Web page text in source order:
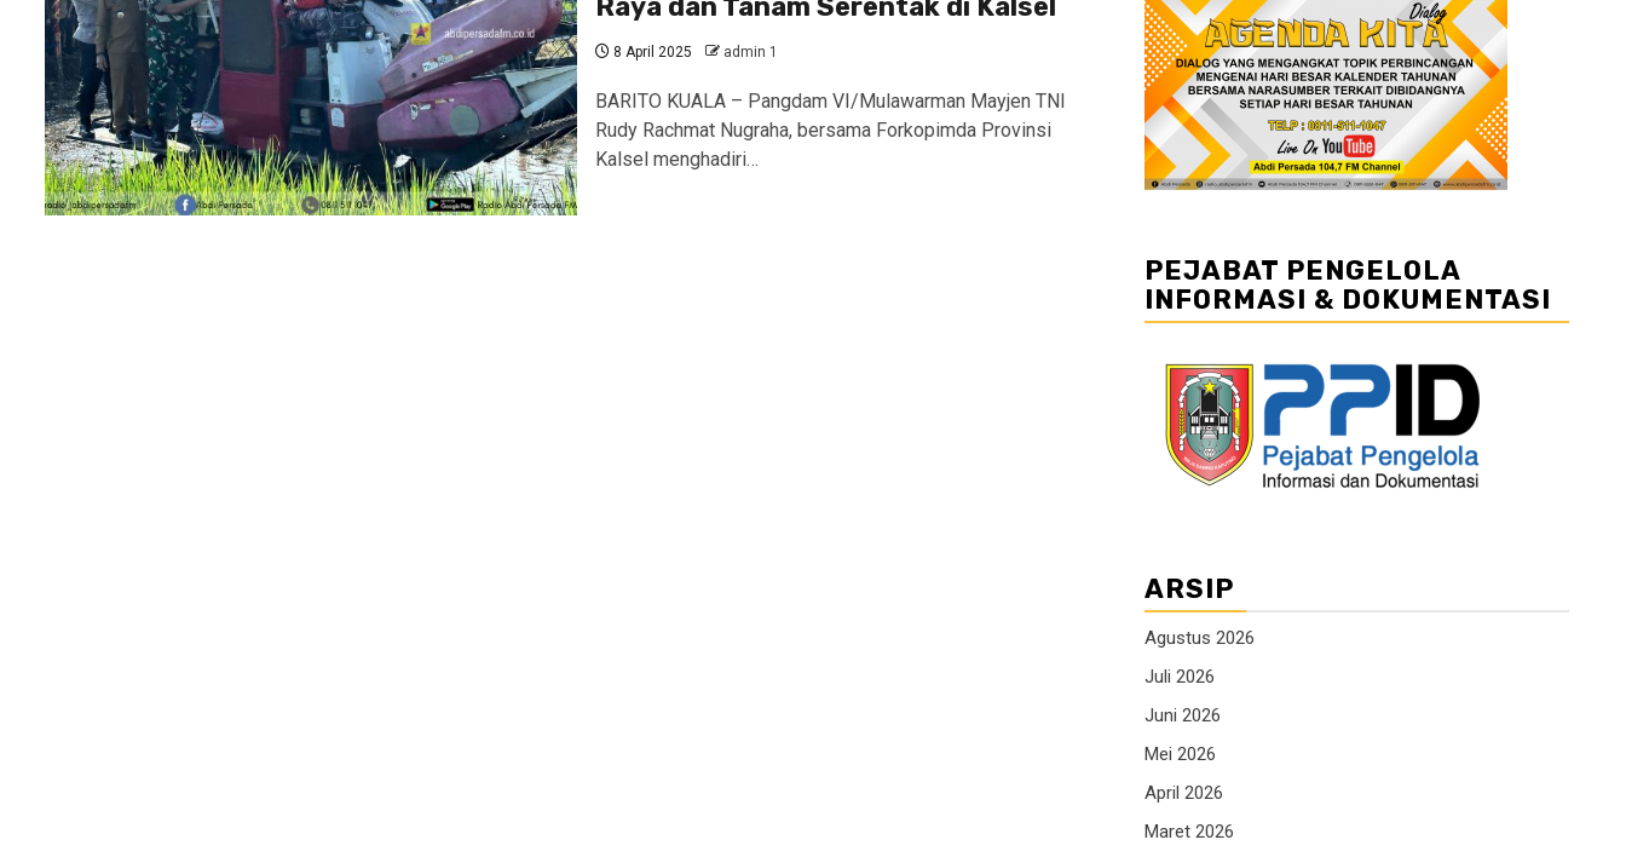
Raya dan Tanam Serentak di Kalsel
8 April 2025 admin 1
BARITO KUALA – Pangdam VI/Mulawarman Mayjen TNI
Rudy Rachmat Nugraha, bersama Forkopimda Provinsi
Kalsel menghadiri…
PEJABAT PENGELOLA
INFORMASI & DOKUMENTASI
ARSIP
Agustus 2026
Juli 2026
Juni 2026
Mei 2026
April 2026
Maret 2026